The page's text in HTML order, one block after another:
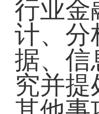
行业金
计、分
据、信
究并